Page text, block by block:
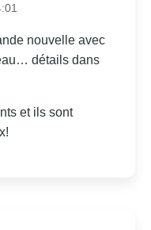
nouvelle avec
détails dans
et ils sont